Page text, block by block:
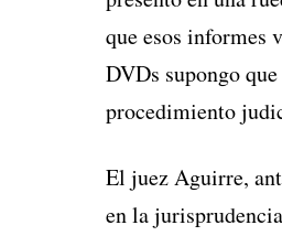
que esos informes
DVDs supongo
procedimiento
El juez Aguirre,
en la